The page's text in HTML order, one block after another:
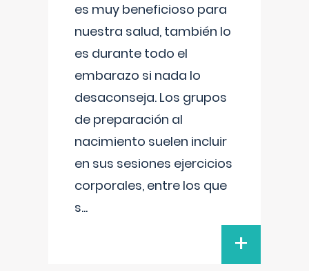
es muy beneficioso para
nuestra salud, también lo
es durante todo el
embarazo si nada lo
desaconseja. Los grupos
de preparación al
nacimiento suelen incluir
en sus sesiones ejercicios
corporales, entre los que
s...
+